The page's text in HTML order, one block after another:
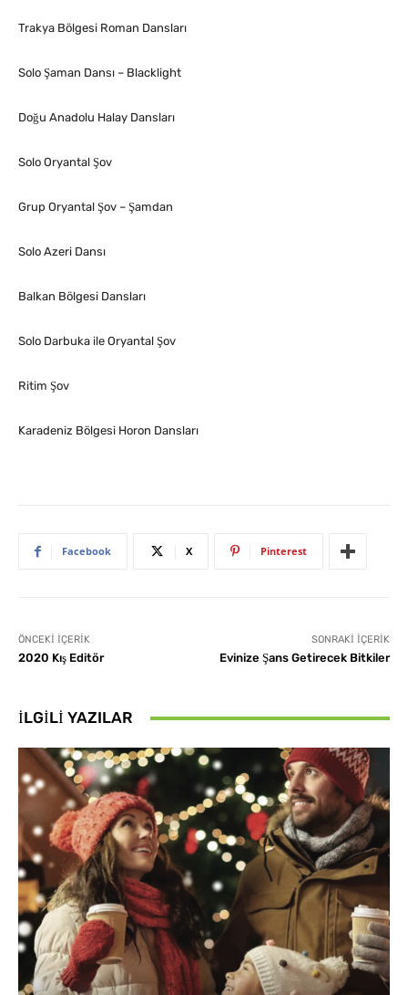
Trakya Bölgesi Roman Dansları
Solo Şaman Dansı – Blacklight
Doğu Anadolu Halay Dansları
Solo Oryantal Şov
Grup Oryantal Şov – Şamdan
Solo Azeri Dansı
Balkan Bölgesi Dansları
Solo Darbuka ile Oryantal Şov
Ritim Şov
Karadeniz Bölgesi Horon Dansları
Facebook X Pinterest
ÖNCEKI İÇERIK
2020 Kış Editör
SONRAKI İÇERIK
Evinize Şans Getirecek Bitkiler
İLGILI YAZILAR